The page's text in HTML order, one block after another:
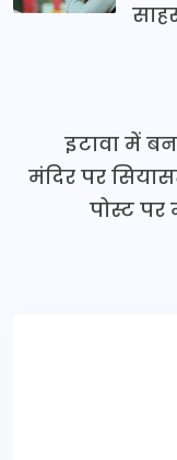
इटावा में
मंदिर पर
पोस्ट पर